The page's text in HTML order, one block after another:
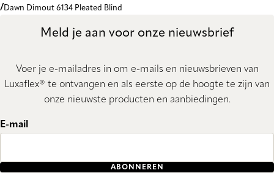
Dawn Dimout 6134 Pleated Blind
Meld je aan voor onze nieuwsbrief
Voer je e-mailadres in om e-mails en nieuwsbrieven van
Luxaflex® te ontvangen en als eerste op de hoogte te zijn van
onze nieuwste producten en aanbiedingen.
E-mail
ABONNEREN